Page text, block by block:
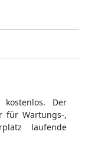
Der
für Wartungs-,
laufende